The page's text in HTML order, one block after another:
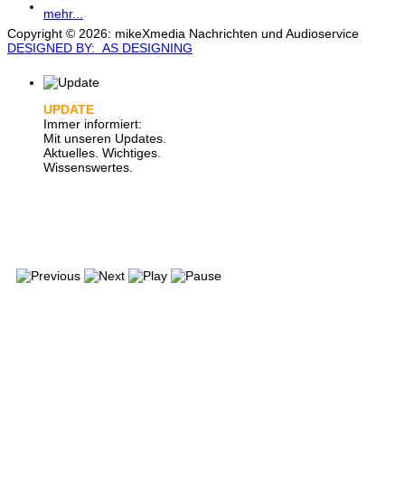
mehr...
UPDATE
Immer informiert:
Mit unseren Updates.
Aktuelles. Wichtiges.
Wissenswertes.
Copyright © 2026: mikeXmedia Nachrichten und Audioservice
DESIGNED BY: AS DESIGNING